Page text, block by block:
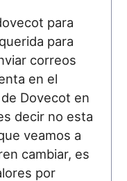
para
para
correos
en el
Dovecot en
decir no esta
veamos a
cambiar, es
por